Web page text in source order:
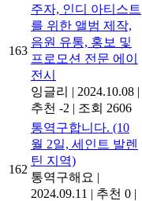
163
주자, 인디 아티스트
를 위한 앨범 제작,
음원 유통, 홍보 및
프로모션 전문 에이
전시
잉글리 | 2024.10.08 |
추천 -2 | 조회 2606
162
통역구합니다. (10
월 2일, 세인트 발렌
틴 지역)
통역구해요 |
2024.09.11 | 추천 0 |